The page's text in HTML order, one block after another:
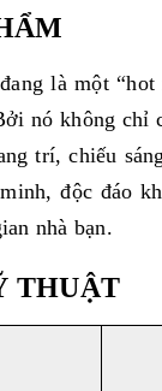
là một
nó không chỉ
trí, chiếu
độc đáo
nhà bạn.
THUẬT